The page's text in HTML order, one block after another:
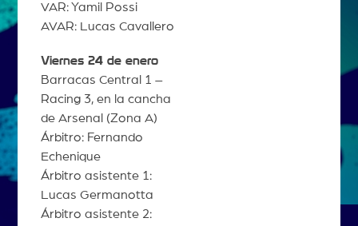
VAR: Yamil Possi
AVAR: Lucas Cavallero
Viernes 24 de enero
Barracas Central 1 –
Racing 3, en la cancha
de Arsenal (Zona A)
Árbitro: Fernando
Echenique
Árbitro asistente 1:
Lucas Germanotta
Árbitro asistente 2: